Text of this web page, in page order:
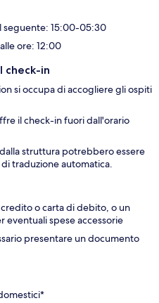
seguente: 15:00-05:30
ore: 12:00
check-in
si occupa di accogliere gli ospiti
il check-in fuori dall'orario
struttura potrebbero essere
traduzione automatica.
o carta di debito, o un
eventuali spese accessorie
presentare un documento